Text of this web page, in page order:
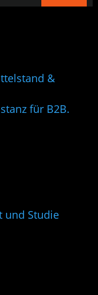
&
für B2B.
und Studie